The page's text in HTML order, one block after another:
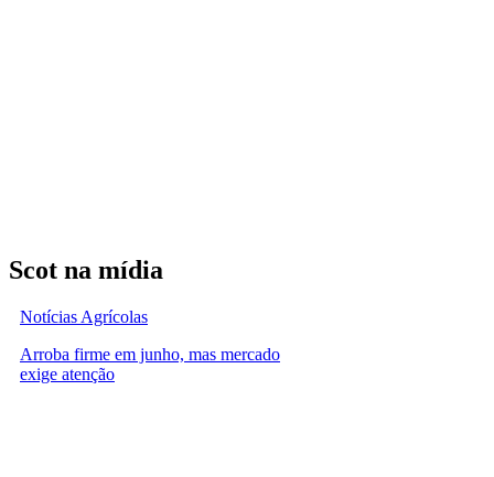
Scot na mídia
Notícias Agrícolas
Arroba firme em junho, mas mercado
exige atenção